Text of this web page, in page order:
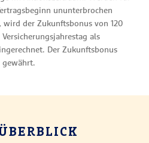
ununterbrochen
der Zukunftsbonus von 120
als
Der Zukunftsbonus